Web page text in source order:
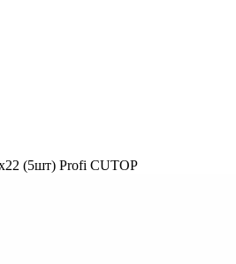
(5шт) Profi CUTOP